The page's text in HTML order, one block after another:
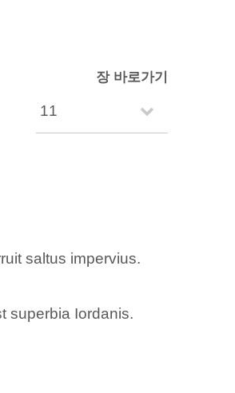
장 바로가기
saltus impervius.
superbia Iordanis.